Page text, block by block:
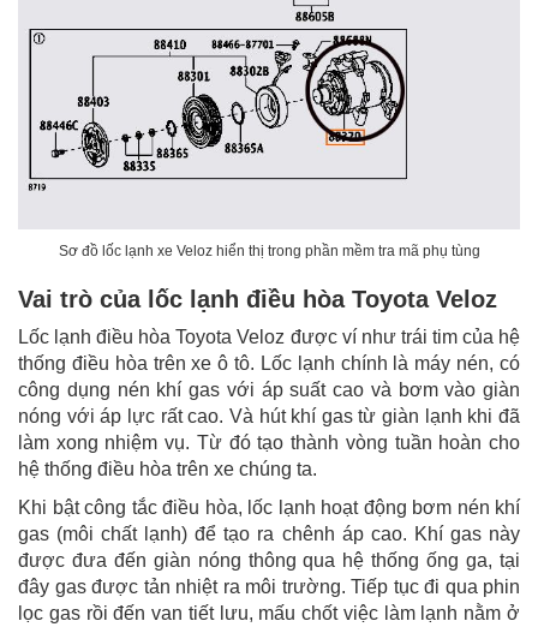
Sơ đồ lốc lạnh xe Veloz hiển thị trong phần mềm tra mã phụ tùng
Vai trò của lốc lạnh điều hòa Toyota Veloz
Lốc lạnh điều hòa Toyota Veloz được ví như trái tim của hệ
thống điều hòa trên xe ô tô. Lốc lạnh chính là máy nén, có
công dụng nén khí gas với áp suất cao và bơm vào giàn
nóng với áp lực rất cao. Và hút khí gas từ giàn lạnh khi đã
làm xong nhiệm vụ. Từ đó tạo thành vòng tuần hoàn cho
hệ thống điều hòa trên xe chúng ta.
Khi bật công tắc điều hòa, lốc lạnh hoạt động bơm nén khí
gas (môi chất lạnh) để tạo ra chênh áp cao. Khí gas này
được đưa đến giàn nóng thông qua hệ thống ống ga, tại
đây gas được tản nhiệt ra môi trường. Tiếp tục đi qua phin
lọc gas rồi đến van tiết lưu, mấu chốt việc làm lạnh nằm ở